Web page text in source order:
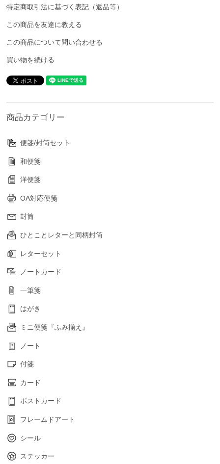
特定商取引法に基づく表記（返品等）
この商品を友達に教える
この商品について問い合わせる
買い物を続ける
商品カテゴリー
便箋/封筒セット
和便箋
洋便箋
OA対応便箋
封筒
ひとことレターと同柄封筒
レターセット
ノートカード
一筆箋
はがき
ミニ便箋『ふみ揃え』
ノート
付箋
カード
ポストカード
フレームドアート
シール
ステッカー